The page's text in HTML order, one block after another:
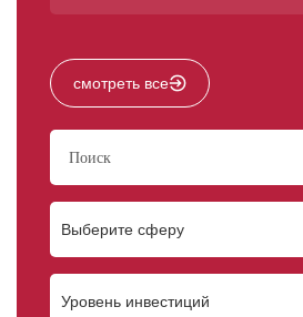
смотреть все
Выберите сферу
Уровень инвестиций